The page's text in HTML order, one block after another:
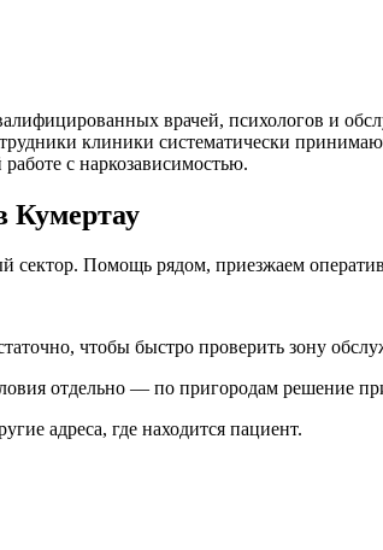
врачей, психологов и
клиники систематически
с наркозависимостью.
Кумертау
сектор. Помощь рядом, приезжаем
чтобы быстро проверить зону
отдельно — по пригородам решение
адреса, где находится пациент.